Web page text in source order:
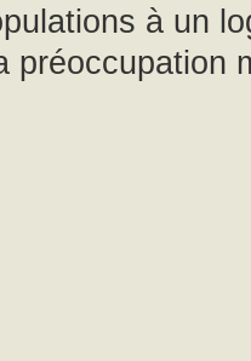
à un
préoccupation